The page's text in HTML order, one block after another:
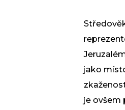
jako
je ovšem